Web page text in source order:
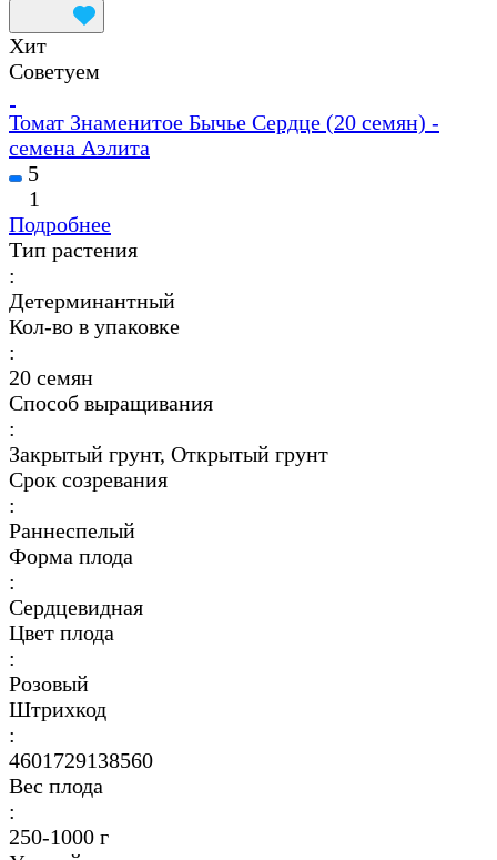
Хит
Советуем
Томат Знаменитое Бычье Сердце (20 семян) -
семена Аэлита
5
1
Подробнее
Тип растения
:
Детерминантный
Кол-во в упаковке
:
20 семян
Способ выращивания
:
Закрытый грунт, Открытый грунт
Срок созревания
:
Раннеспелый
Форма плода
:
Сердцевидная
Цвет плода
:
Розовый
Штрихкод
:
4601729138560
Вес плода
:
250-1000 г